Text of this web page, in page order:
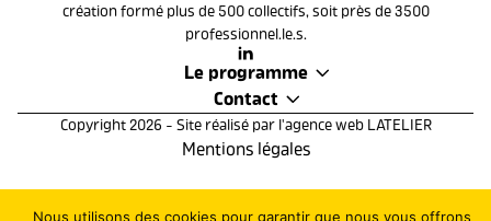
création formé plus de 500 collectifs, soit près de 3500
professionnel.le.s.
Le programme
Contact
Copyright 2026 - Site réalisé par l'agence web LATELIER
Mentions légales
Nous utilisons des cookies pour garantir que nous vous offrons